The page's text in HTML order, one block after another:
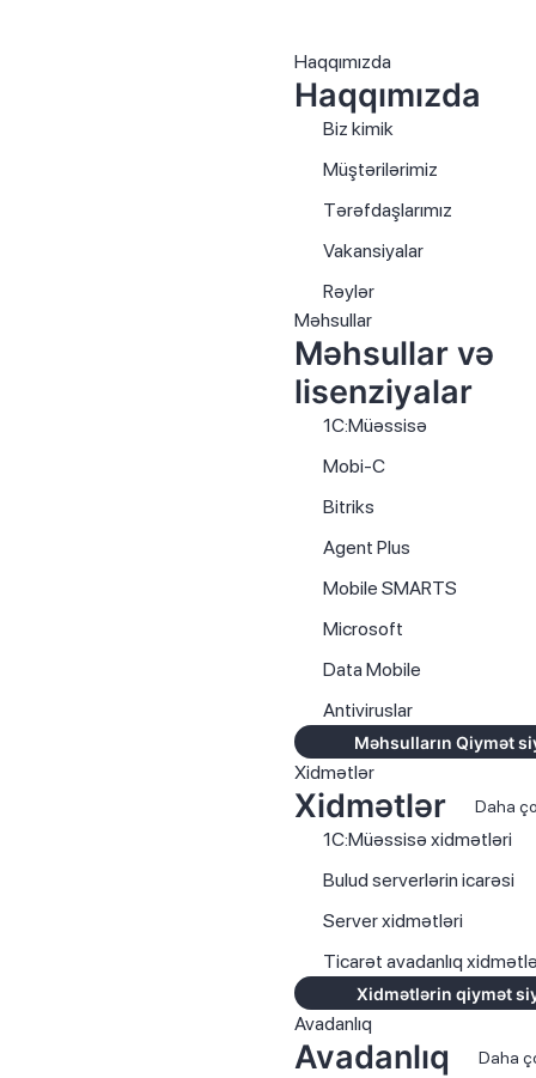
Haqqımızda
Haqqımızda
Biz kimik
Müştərilərimiz
Tərəfdaşlarımız
Vakansiyalar
Rəylər
Məhsullar
Məhsullar və
lisenziyalar
1C:Müəssisə
Mobi-C
Bitriks
Agent Plus
Mobile SMARTS
Microsoft
Data Mobile
Antiviruslar
Məhsulların Qiymət
Xidmətlər
Xidmətlər Daha
1C:Müəssisə xidmətləri
Bulud serverlərin icarəsi
Server xidmətləri
Ticarət avadanlıq
Xidmətlərin qiymət
Avadanlıq
Avadanlıq Daha